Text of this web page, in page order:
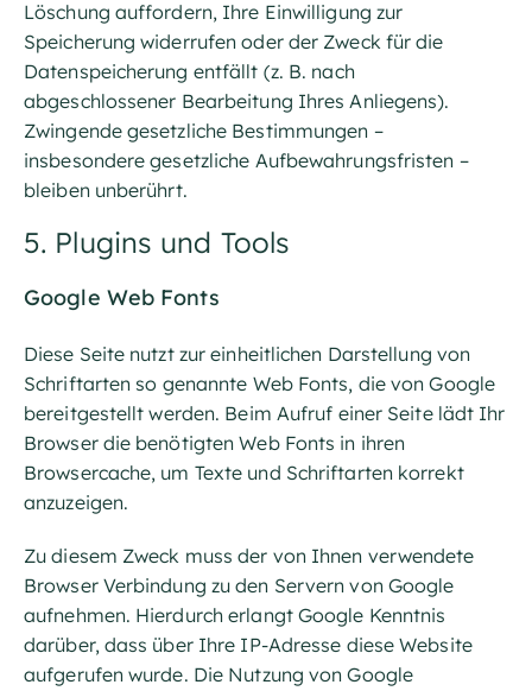
Löschung auffordern, Ihre Einwilligung zur
Speicherung widerrufen oder der Zweck für die
Datenspeicherung entfällt (z. B. nach
abgeschlossener Bearbeitung Ihres Anliegens).
Zwingende gesetzliche Bestimmungen –
insbesondere gesetzliche Aufbewahrungsfristen –
bleiben unberührt.
5. Plugins und Tools
Google Web Fonts
Diese Seite nutzt zur einheitlichen Darstellung von
Schriftarten so genannte Web Fonts, die von Google
bereitgestellt werden. Beim Aufruf einer Seite lädt Ihr
Browser die benötigten Web Fonts in ihren
Browsercache, um Texte und Schriftarten korrekt
anzuzeigen.
Zu diesem Zweck muss der von Ihnen verwendete
Browser Verbindung zu den Servern von Google
aufnehmen. Hierdurch erlangt Google Kenntnis
darüber, dass über Ihre IP-Adresse diese Website
aufgerufen wurde. Die Nutzung von Google